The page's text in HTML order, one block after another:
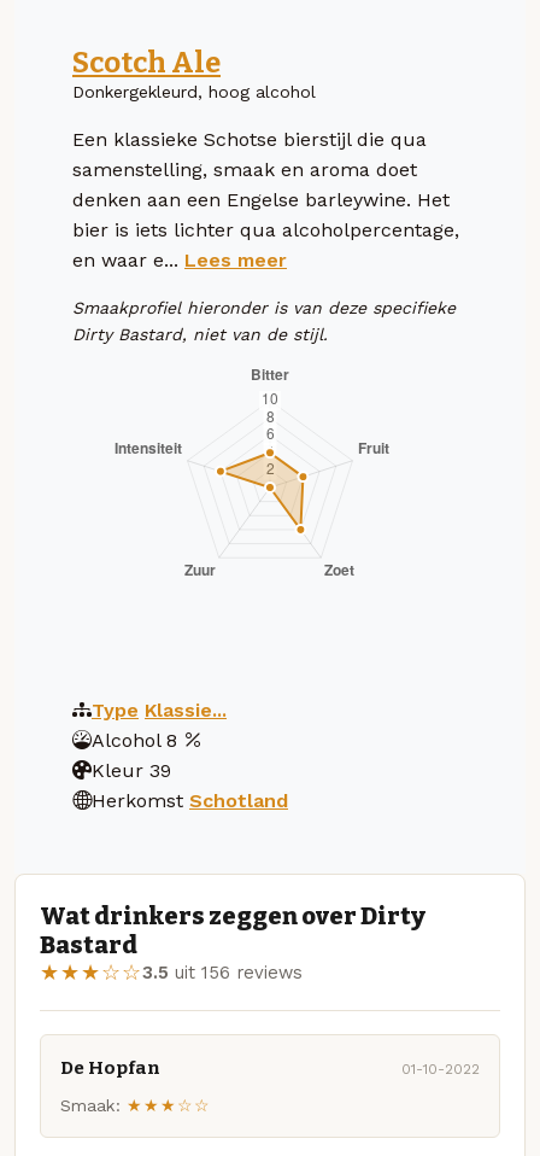
Scotch Ale
Donkergekleurd, hoog alcohol
Een klassieke Schotse bierstijl die qua
samenstelling, smaak en aroma doet
denken aan een Engelse barleywine. Het
bier is iets lichter qua alcoholpercentage,
en waar e... Lees meer
Smaakprofiel hieronder is van deze specifieke
Dirty Bastard, niet van de stijl.
Type Klassie...
Alcohol 8
Kleur 39
Herkomst Schotland
Wat drinkers zeggen over Dirty
Bastard
★★★☆☆3.5 uit 156 reviews
De Hopfan 01-10-2022
Smaak: ★★★☆☆